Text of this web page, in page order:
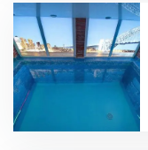
Аква-зона
Джакузи
Бассейн
Обливная кадушка